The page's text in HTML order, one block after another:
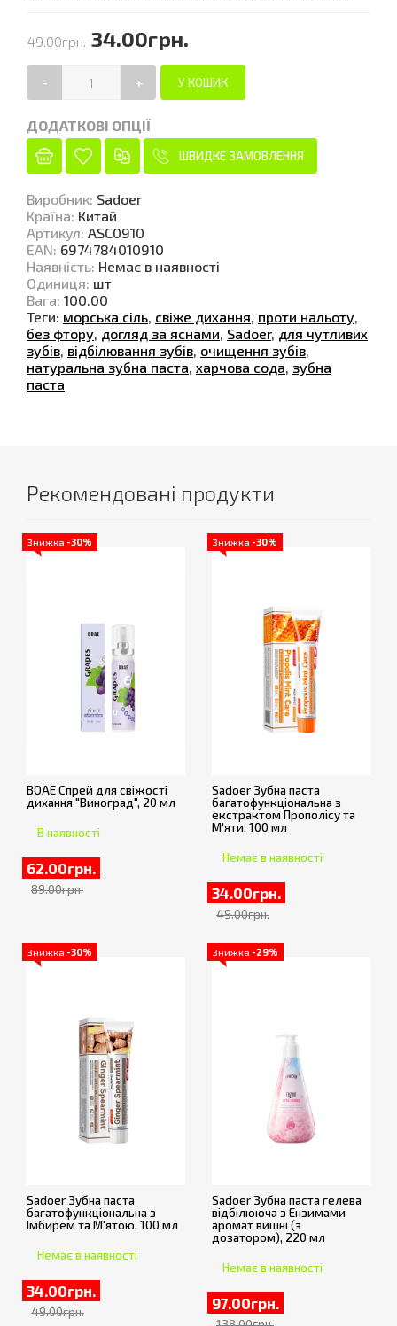
49.00грн. 34.00грн.
- +
ДОДАТКОВІ ОПЦІЇ
ШВИДКЕ ЗАМОВЛЕННЯ
Виробник: Sadoer
Країна: Китай
Артикул: ASC0910
EAN: 6974784010910
Наявність: Немає в наявності
Одиниця: шт
Вага: 100.00
Теги: морська сіль, свіже дихання, проти нальоту,
без фтору, догляд за яснами, Sadoer, для чутливих
зубів, відбілювання зубів, очищення зубів,
натуральна зубна паста, харчова сода, зубна
паста
Рекомендовані продукти
Знижка -30%
BOAE Спрей для свіжості
дихання "Виноград", 20 мл
В наявності
62.00грн.
89.00грн.
Знижка -30%
Sadoer Зубна паста
багатофункціональна з
екстрактом Прополісу та
М'яти, 100 мл
Немає в наявності
34.00грн.
49.00грн.
Знижка -30%
Sadoer Зубна паста
багатофункціональна з
Імбирем та М'ятою, 100 мл
Немає в наявності
34.00грн.
49.00грн.
Знижка -29%
Sadoer Зубна паста гелева
відбілююча з Ензимами
аромат вишні (з
дозатором), 220 мл
Немає в наявності
97.00грн.